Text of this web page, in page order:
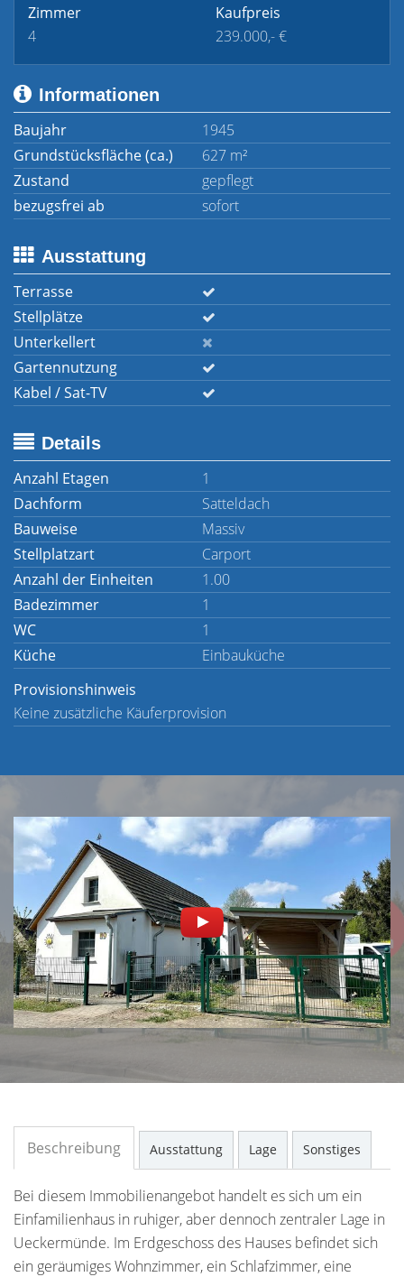
Zimmer
4
Kaufpreis
239.000,- €
Informationen
Baujahr
1945
Grundstücksfläche (ca.)
627 m²
Zustand
gepflegt
bezugsfrei ab
sofort
Ausstattung
Terrasse
Stellplätze
Unterkellert
Gartennutzung
Kabel / Sat-TV
Details
Anzahl Etagen
1
Dachform
Satteldach
Bauweise
Massiv
Stellplatzart
Carport
Anzahl der Einheiten
1.00
Badezimmer
1
WC
1
Küche
Einbauküche
Provisionshinweis
Keine zusätzliche Käuferprovision
Beschreibung Ausstattung Lage Sonstiges
Bei diesem Immobilienangebot handelt es sich um ein
Einfamilienhaus in ruhiger, aber dennoch zentraler Lage in
Ueckermünde. Im Erdgeschoss des Hauses befindet sich
ein geräumiges Wohnzimmer, ein Schlafzimmer, eine